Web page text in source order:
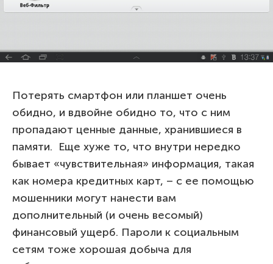
Потерять смартфон или планшет очень
обидно, и вдвойне обидно то, что с ним
пропадают ценные данные, хранившиеся в
памяти. Еще хуже то, что внутри нередко
бывает «чувствительная» информация, такая
как номера кредитных карт, – с ее помощью
мошенники могут нанести вам
дополнительный (и очень весомый)
финансовый ущерб. Пароли к социальным
сетям тоже хорошая добыча для